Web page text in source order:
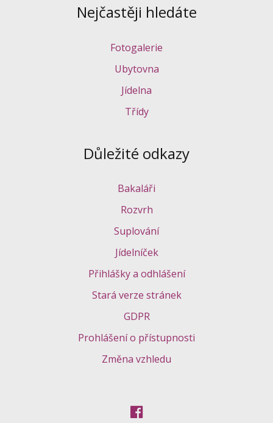
Nejčastěji hledáte
Fotogalerie
Ubytovna
Jídelna
Třídy
Důležité odkazy
Bakaláři
Rozvrh
Suplování
Jídelníček
Přihlášky a odhlášení
Stará verze stránek
GDPR
Prohlášení o přístupnosti
Změna vzhledu